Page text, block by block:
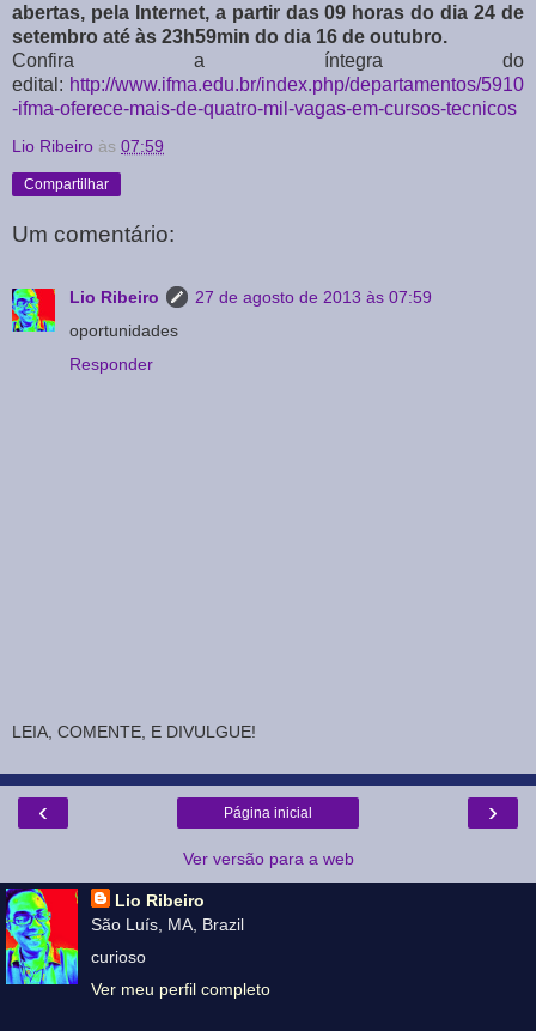
abertas, pela Internet, a partir das 09 horas do dia 24 de
setembro até às 23h59min do dia 16 de outubro.
Confira a íntegra do
edital: http://www.ifma.edu.br/index.php/departamentos/5910
-ifma-oferece-mais-de-quatro-mil-vagas-em-cursos-tecnicos
Lio Ribeiro às 07:59
Compartilhar
Um comentário:
Lio Ribeiro
27 de agosto de 2013 às 07:59
oportunidades
Responder
LEIA, COMENTE, E DIVULGUE!
‹ ›
Página inicial
Ver versão para a web
Lio Ribeiro
São Luís, MA, Brazil
curioso
Ver meu perfil completo